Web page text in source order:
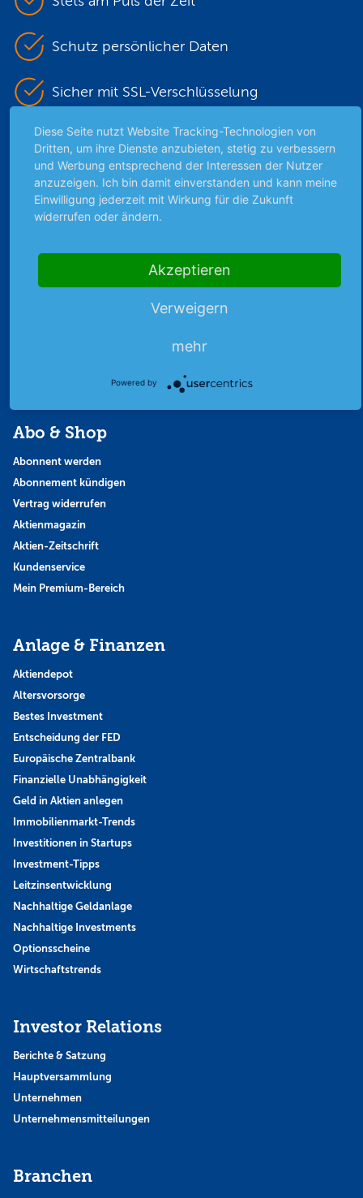
Schutz persönlicher Daten
Sicher mit SSL-Verschlüsselung
Highlights
Archiv
Börsenbericht
Favoriten
Abo & Shop
Abonnent werden
Abonnement kündigen
Vertrag widerrufen
Aktienmagazin
Aktien-Zeitschrift
Kundenservice
Mein Premium-Bereich
Anlage & Finanzen
Aktiendepot
Altersvorsorge
Bestes Investment
Entscheidung der FED
Europäische Zentralbank
Finanzielle Unabhängigkeit
Geld in Aktien anlegen
Immobilienmarkt-Trends
Investitionen in Startups
Investment-Tipps
Leitzinsentwicklung
Nachhaltige Geldanlage
Nachhaltige Investments
Optionsscheine
Wirtschaftstrends
Investor Relations
Berichte & Satzung
Hauptversammlung
Unternehmen
Unternehmensmitteilungen
Branchen
Diese Seite nutzt Website Tracking-Technologien von
Dritten, um ihre Dienste anzubieten, stetig zu verbessern
und Werbung entsprechend der Interessen der Nutzer
anzuzeigen. Ich bin damit einverstanden und kann meine
Einwilligung jederzeit mit Wirkung für die Zukunft
widerrufen oder ändern.
Akzeptieren
Verweigern
mehr
Powered by